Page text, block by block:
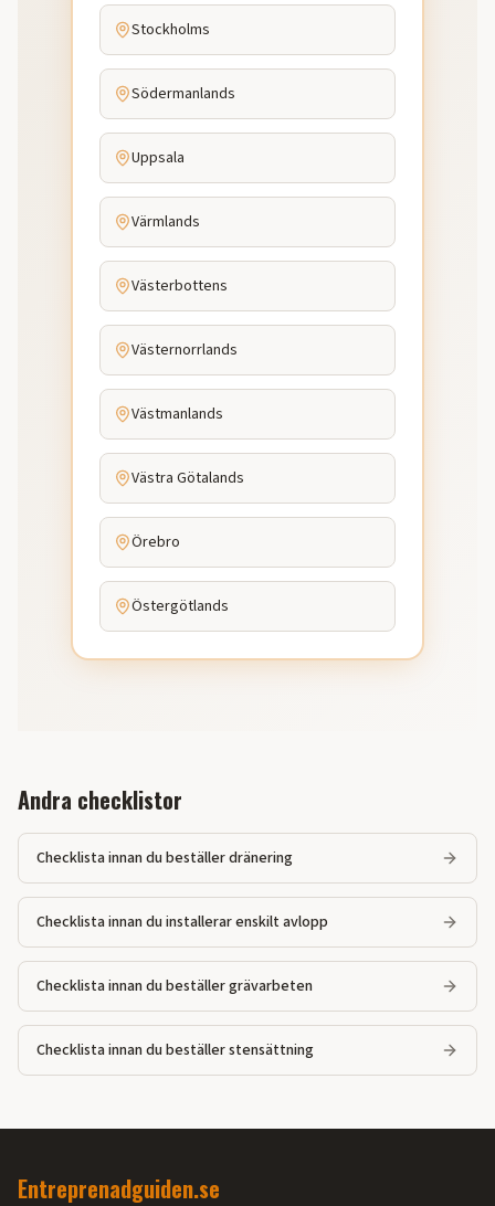
Stockholms
Södermanlands
Uppsala
Värmlands
Västerbottens
Västernorrlands
Västmanlands
Västra Götalands
Örebro
Östergötlands
Andra checklistor
Checklista innan du beställer dränering
Checklista innan du installerar enskilt avlopp
Checklista innan du beställer grävarbeten
Checklista innan du beställer stensättning
Entreprenadguiden.se